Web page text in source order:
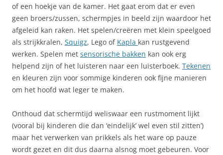
of een hoekje van de kamer. Het gaat erom dat er even
geen broers/zussen, schermpjes in beeld zijn waardoor het
afgeleid kan raken. Het spelen/creëren met klein speelgoed
als strijkkralen, Squigz, Lego of Kapla kan rustgevend
werken. Spelen met sensorische bakken kan ook erg
helpend zijn of het luisteren naar een luisterboek. Tekenen
en kleuren zijn voor sommige kinderen ook fijne manieren
om het hoofd wat leger te maken.
Onthoud dat schermtijd weliswaar een rustmoment lijkt
(vooral bij kinderen die dan ‘eindelijk’ wel even stil zitten’)
maar het verwerken van prikkels als het ware op pauze
wordt gezet en dit dus daarna alsnog moet gebeuren. Voor